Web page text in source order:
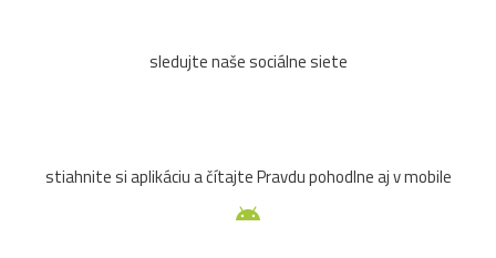
sledujte naše sociálne siete
stiahnite si aplikáciu a čítajte Pravdu pohodlne aj v mobile